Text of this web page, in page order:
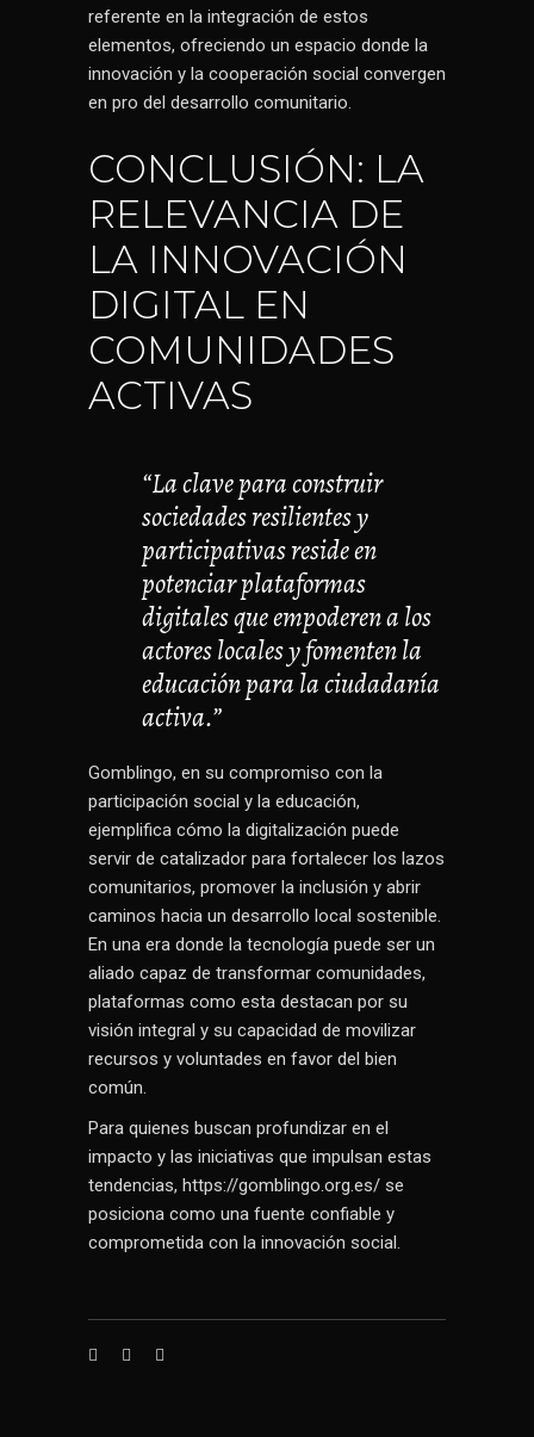
referente en la integración de estos
elementos, ofreciendo un espacio donde la
innovación y la cooperación social convergen
en pro del desarrollo comunitario.
CONCLUSIÓN: LA
RELEVANCIA DE
LA INNOVACIÓN
DIGITAL EN
COMUNIDADES
ACTIVAS
“La clave para construir
sociedades resilientes y
participativas reside en
potenciar plataformas
digitales que empoderen a los
actores locales y fomenten la
educación para la ciudadanía
activa.”
Gomblingo, en su compromiso con la
participación social y la educación,
ejemplifica cómo la digitalización puede
servir de catalizador para fortalecer los lazos
comunitarios, promover la inclusión y abrir
caminos hacia un desarrollo local sostenible.
En una era donde la tecnología puede ser un
aliado capaz de transformar comunidades,
plataformas como esta destacan por su
visión integral y su capacidad de movilizar
recursos y voluntades en favor del bien
común.
Para quienes buscan profundizar en el
impacto y las iniciativas que impulsan estas
tendencias, https://gomblingo.org.es/ se
posiciona como una fuente confiable y
comprometida con la innovación social.